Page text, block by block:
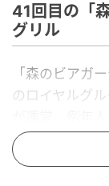
41回目の「
グリル
「森のビアガ
のロイヤルグ
2026年は「
入り。